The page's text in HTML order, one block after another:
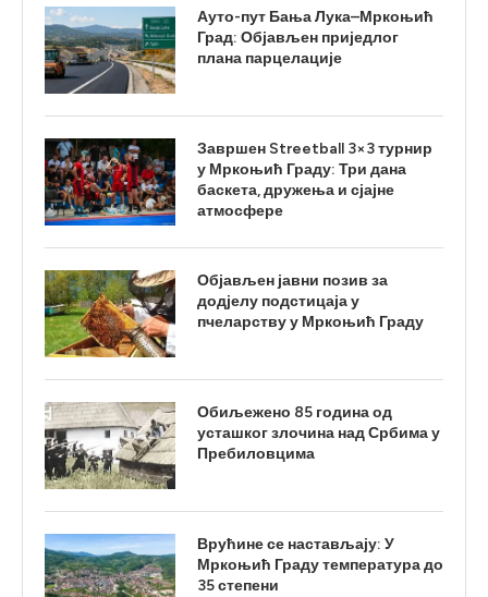
Ауто-пут Бања Лука–Мркоњић
Град: Објављен приједлог
плана парцелације
Завршен Streetball 3×3 турнир
у Мркоњић Граду: Три дана
баскета, дружења и сјајне
атмосфере
Објављен јавни позив за
додјелу подстицаја у
пчеларству у Мркоњић Граду
Обиљежено 85 година од
усташког злочина над Србима у
Пребиловцима
Врућине се настављају: У
Мркоњић Граду температура до
35 степени